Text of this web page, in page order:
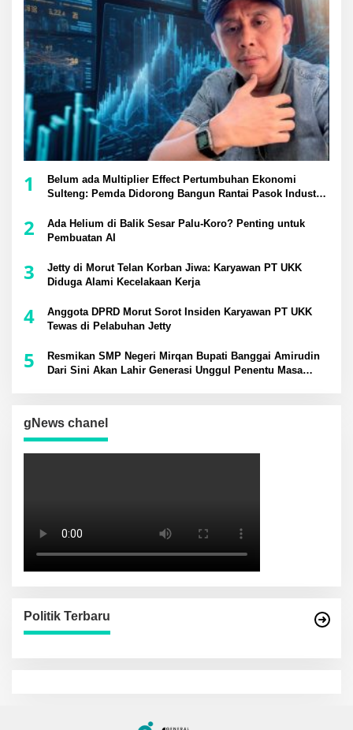
1
Belum ada Multiplier Effect Pertumbuhan Ekonomi
Sulteng: Pemda Didorong Bangun Rantai Pasok Industri
2
Ada Helium di Balik Sesar Palu-Koro? Penting untuk
Pembuatan AI
3
Jetty di Morut Telan Korban Jiwa: Karyawan PT UKK
Diduga Alami Kecelakaan Kerja
4
Anggota DPRD Morut Sorot Insiden Karyawan PT UKK
Tewas di Pelabuhan Jetty
5
Resmikan SMP Negeri Mirqan Bupati Banggai Amirudin
Dari Sini Akan Lahir Generasi Unggul Penentu Masa
gNews chanel
Politik Terbaru